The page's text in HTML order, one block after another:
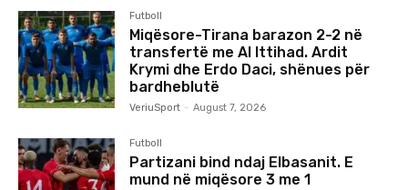
Futboll
Miqësore-Tirana barazon 2-2 në
transfertë me Al Ittihad. Ardit
Krymi dhe Erdo Daci, shënues për
bardheblutë
VeriuSport - August 7, 2026
Futboll
Partizani bind ndaj Elbasanit. E
mund në miqësore 3 me 1